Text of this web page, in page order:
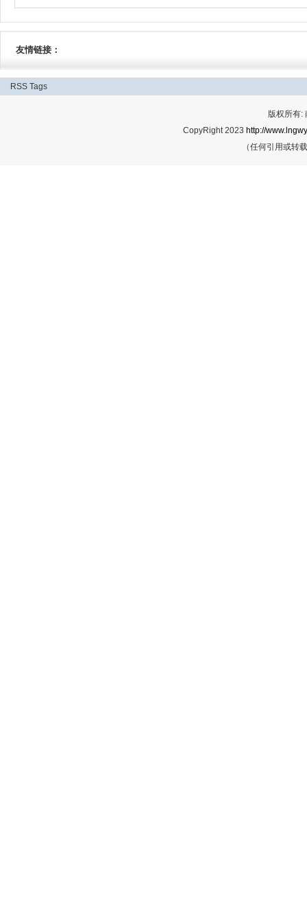
友情链接：
RSS Tags
版权所有:
CopyRight 2023 http://
（任何引用或转